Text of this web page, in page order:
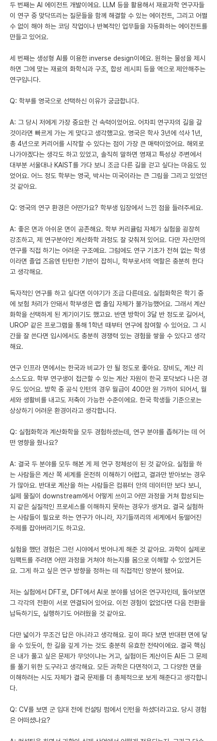
두 번째는 AI 에이전트 개발이에요. LLM 등을 활용해서 재료과학 연구자들
이 연구 중 맞닥뜨리는 질문들을 함께 해결할 수 있는 에이전트, 그리고 어쩔
수 없이 해야 하는 코딩 작업이나 반복적인 업무들을 자동화하는 에이전트를
만들고 있어요.
세 번째는 생성형 AI를 이용한 inverse design이에요. 원하는 물성을 제시
하면 그에 맞는 재료의 화학식과 구조, 합성 레시피 등을 역으로 제안해주는
연구입니다.
Q: 학부를 영국으로 선택하신 이유가 궁금합니다.
A: 그 당시 저에게 가장 중요한 건 속력이었어요. 어차피 연구자의 길을 갈
것이라면 빠르게 가는 게 맞다고 생각했고요. 영국은 학사 3년에 석사 1년,
총 4년으로 커리어를 시작할 수 있다는 점이 가장 큰 매력이었어요. 해외로
나가야겠다는 생각도 하고 있었고, 솔직히 말하면 영재고 특성상 주변에서
대부분 서울대나 KAIST를 가다 보니 조금 다른 길을 걷고 싶다는 마음도 있
었어요. 어느 정도 학부는 영국, 박사는 미국이라는 큰 그림을 그리고 있었던
것 같아요.
Q: 영국의 연구 환경은 어떤가요? 학부생 입장에서 느낀 점을 들려주세요.
A: 좋은 면과 아쉬운 면이 공존해요. 학부 커리큘럼 자체가 실험을 굉장히
강조하고, 제 연구분야인 계산화학 과정도 잘 갖춰져 있어요. 다만 자신만의
연구를 직접 하기는 어려운 구조예요. 그럼에도 연구 기초가 전혀 없는 학생
이라면 졸업 즈음엔 탄탄한 기반이 잡히니, 학부로서의 역할은 충분히 한다
고 생각해요.
독자적인 연구를 하고 싶다면 이야기가 조금 다른데요. 실험화학은 학기 중
에 보험 처리가 안돼서 학부생은 랩 출입 자체가 불가능했어요. 그래서 계산
화학을 선택하게 된 계기이기도 했고요. 반면 방학이 3달 반 정도로 길어서,
UROP 같은 프로그램을 통해 1학년 때부터 연구에 참여할 수 있어요. 그 시
간을 잘 쓴다면 입시에서도 충분히 경쟁력 있는 경험을 쌓을 수 있다고 생각
해요.
연구 인프라 면에서는 한국과 비교가 안 될 정도로 좋아요. 장비도, 계산 리
소스도요. 학부 연구생이 접근할 수 있는 계산 자원이 한국 포닥보다 나은 경
우도 있어요. 방학 중 공식 인턴의 경우 월급이 400만 원 가까이 되어서, 월
세와 생활비를 내고도 저축이 가능한 수준이에요. 한국 학생들 기준으로는
상상하기 어려운 환경이라고 생각합니다.
Q: 실험화학과 계산화학을 모두 경험하셨는데, 연구 분야를 좁혀가는 데 어
떤 영향을 줬나요?
A: 결국 두 분야를 모두 해본 게 제 연구 정체성이 된 것 같아요. 실험을 하
는 사람들은 계산 쪽 세계를 온전히 이해하기 어렵고, 결과만 받아보는 경우
가 많아요. 반대로 계산을 하는 사람들은 컴퓨터 안의 데이터만 보다 보니,
실제 물질이 downstream에서 어떻게 쓰이고 어떤 과정을 거쳐 합성되는
지 같은 실질적인 프로세스를 이해하지 못하는 경우가 생겨요. 결국 실험하
는 사람들이 필요로 하는 연구가 아니라, 자기들끼리의 세계에서 동떨어진
주제를 잡아버리기도 하고요.
실험을 했던 경험은 그런 시야에서 벗어나게 해준 것 같아요. 과학이 실제로
임팩트를 주려면 어떤 과정을 거쳐야 하는지를 몸으로 이해할 수 있었거든
요. 그게 하고 싶은 연구 방향을 정하는 데 직접적인 양분이 됐어요.
저는 실험에서 DFT로, DFT에서 AI로 분야를 넘어온 연구자인데, 돌아보면
그 각각의 전환이 서로 연결되어 있어요. 이전 경험이 없었다면 다음 전환을
납득하기도, 실행하기도 어려웠을 것 같아요.
다만 넓이가 무조건 답은 아니라고 생각해요. 깊이 파다 보면 반대편 면에 닿
을 수 있듯이, 한 길을 깊게 가는 것도 충분히 유효한 전략이에요. 결국 핵심
은 내가 풀고 싶은 문제가 무엇이냐는 거고, 실험이든 계산이든 AI든 그 문제
를 풀기 위한 도구라고 생각해요. 모든 과학은 다면적이고, 그 다양한 면을
이해하려는 시도 자체가 결국 문제를 더 총체적으로 보게 해준다고 생각합니
다.
Q: CV를 보면 군 입대 전에 컨설팅 펌에서 인턴을 하셨더라고요. 당시 경험
은 어떠셨나요?